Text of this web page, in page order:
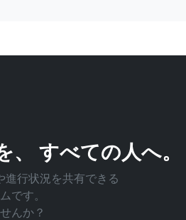
、 すべての人へ。
進行状況を共有できる
です。
んか？